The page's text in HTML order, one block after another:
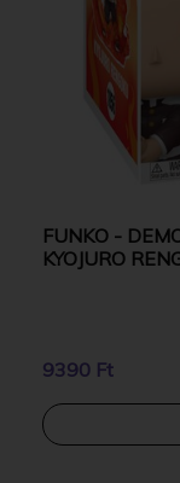
FUNKO -
KYOJURO
9390 Ft